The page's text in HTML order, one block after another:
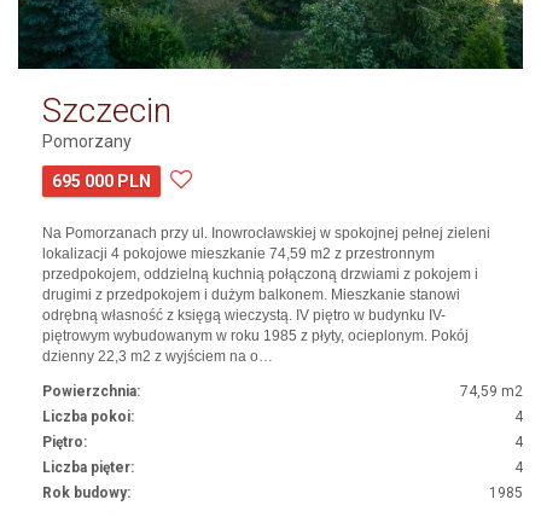
Szczecin
Pomorzany
695 000 PLN
Na Pomorzanach przy ul. Inowrocławskiej w spokojnej pełnej zieleni
lokalizacji 4 pokojowe mieszkanie 74,59 m2 z przestronnym
przedpokojem, oddzielną kuchnią połączoną drzwiami z pokojem i
drugimi z przedpokojem i dużym balkonem. Mieszkanie stanowi
odrębną własność z księgą wieczystą. IV piętro w budynku IV-
piętrowym wybudowanym w roku 1985 z płyty, ocieplonym. Pokój
dzienny 22,3 m2 z wyjściem na o…
Powierzchnia:
74,59 m2
Liczba pokoi:
4
Piętro:
4
Liczba pięter:
4
Rok budowy:
1985